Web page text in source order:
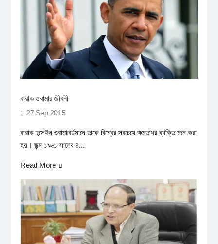
বারাক ওবামার জীবনী
27 Sep 2015
বারাক হুসেইন ওবামা৷বর্তমানে তাকে বিশ্বের সবচেয়ে ক্ষমতাধর ব্যক্তি মনে করা
হয়। জন্ম ১৯৬১ সালের ৪...
Read More